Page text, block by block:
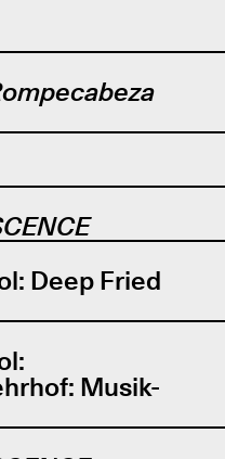
Deep Fried
Musik-